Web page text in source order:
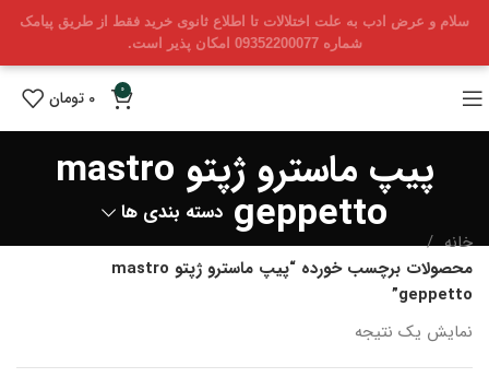
سلام و عرض ادب به علت اختلالات تا اطلاع ثانوی خرید فقط از طریق پیامک
شماره 09352200077 امکان پذیر است.
0
0 تومان
پیپ ماسترو ژپتو mastro
geppetto دسته بندی ها
خانه
محصولات برچسب خورده “پیپ ماسترو ژپتو mastro
geppetto”
نمایش یک نتیجه